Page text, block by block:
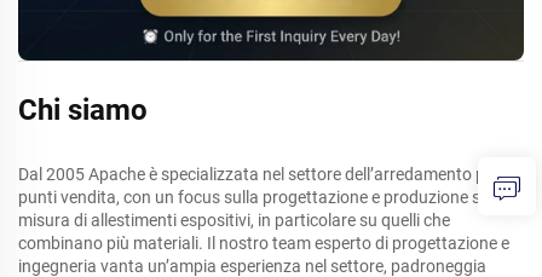
Chi siamo
Dal 2005 Apache è specializzata nel settore dell’arredamento per
punti vendita, con un focus sulla progettazione e produzione su
misura di allestimenti espositivi, in particolare su quelli che
combinano più materiali. Il nostro team esperto di progettazione e
ingegneria vanta un’ampia esperienza nel settore, padroneggia